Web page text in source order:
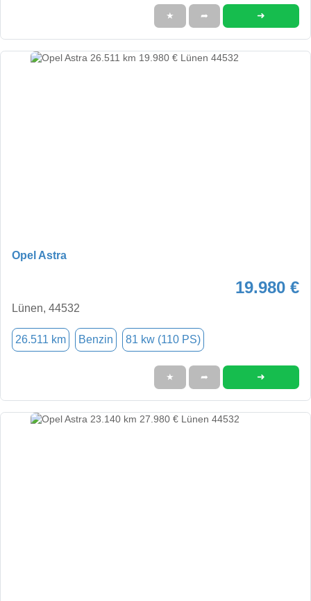
★ ➦ ➜
Opel Astra
19.980 €
Lünen, 44532
26.511 km Benzin 81 kw (110 PS)
★ ➦ ➜